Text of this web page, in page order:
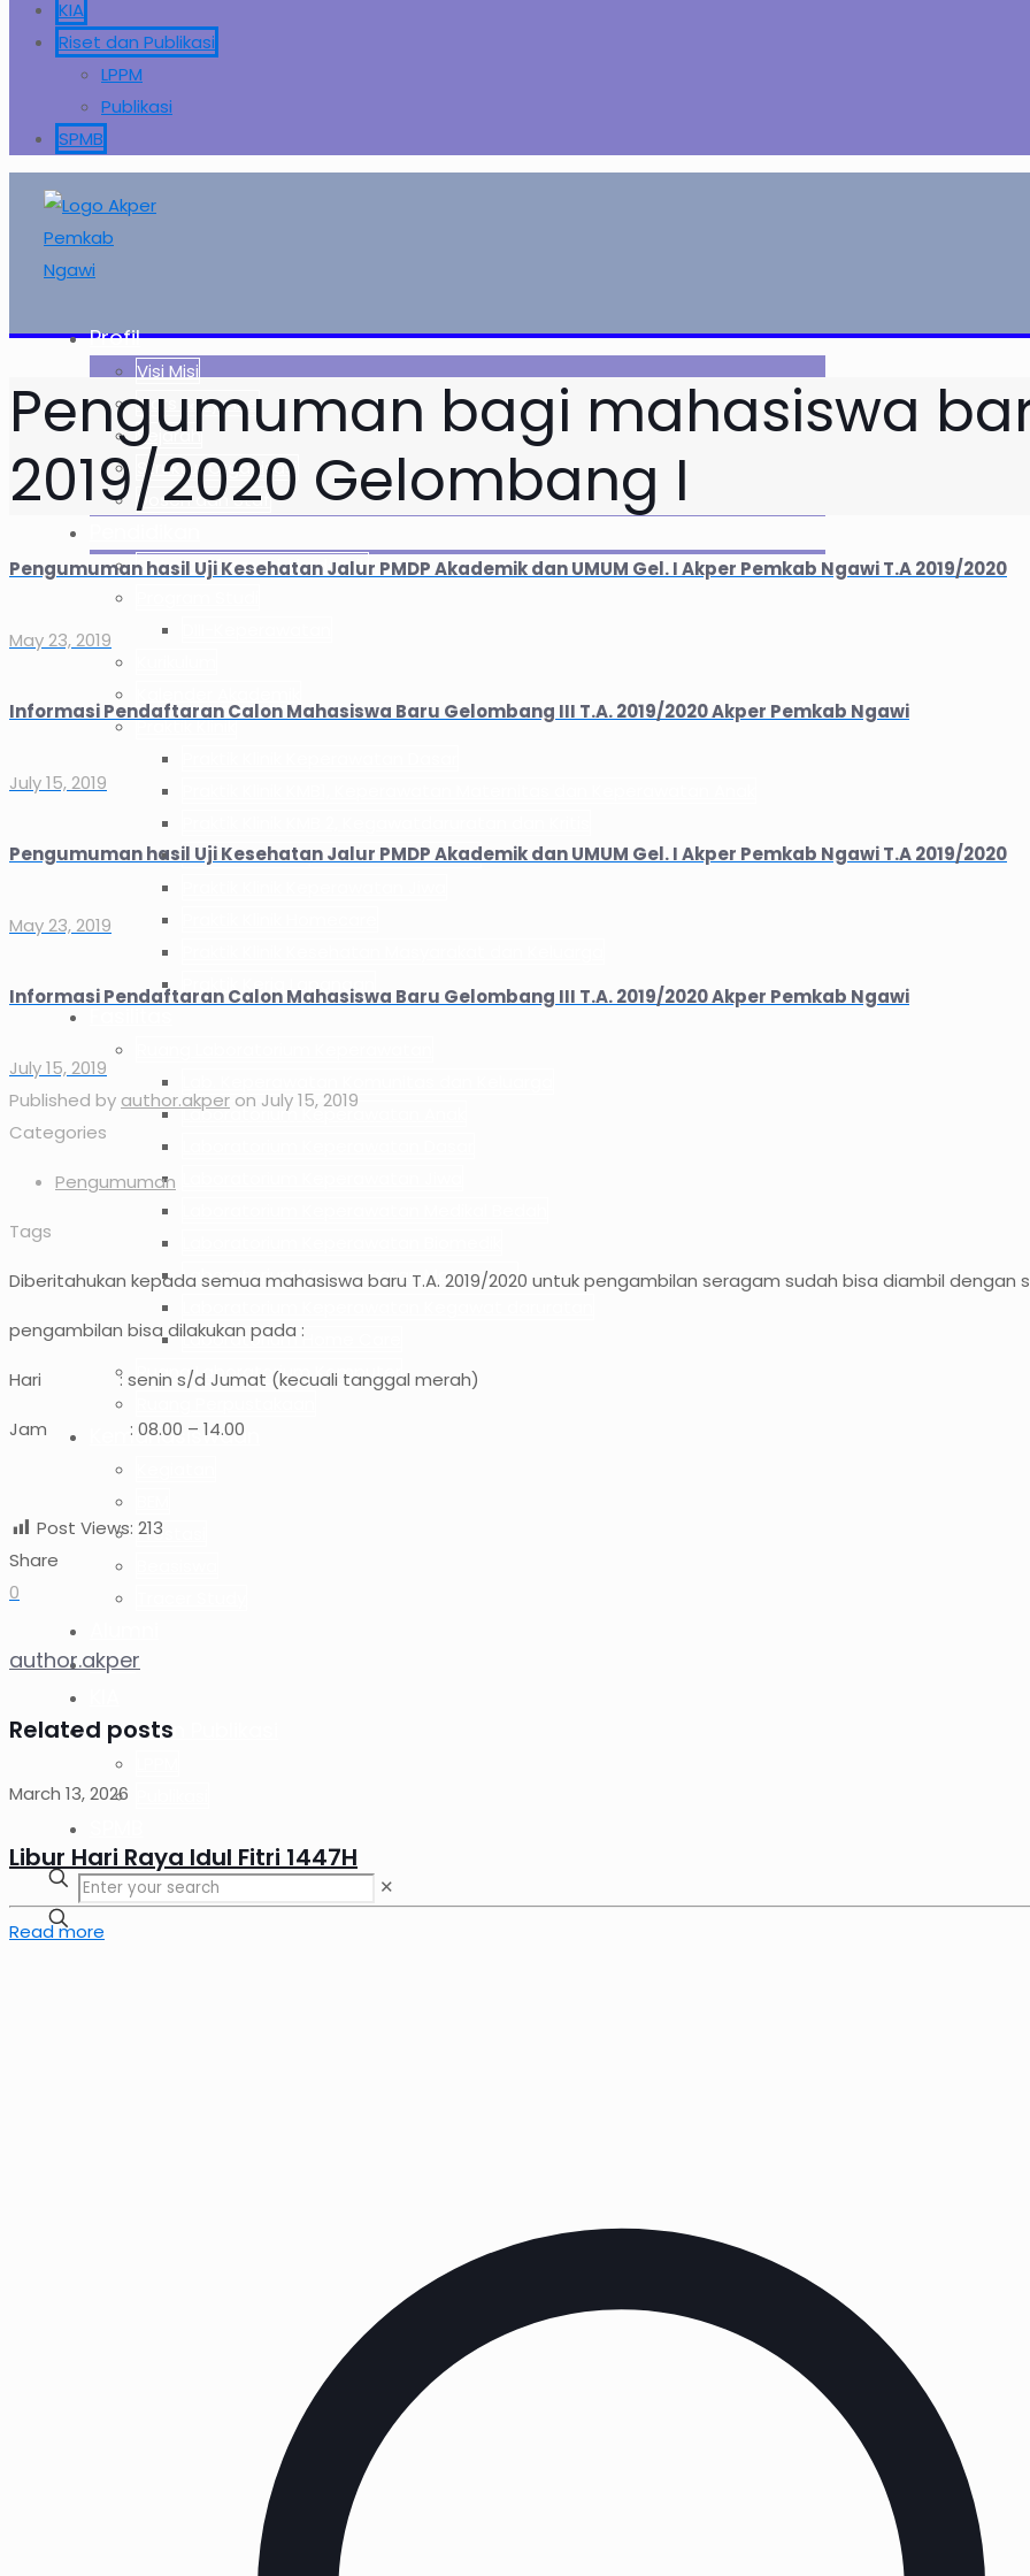
KIA
Riset dan Publikasi
LPPM
Publikasi
SPMB
Profil
Visi Misi
Mars & Hymne
Sejarah
Struktur Organisasi
Dosen dan Staf
Sistem Informasi Akademik
Praktik Klinik
Praktik Klinik Keperawatan Gerontik
Praktik Kerja Lapangan
Laboratorium Keperawatan Anak
Laboratorium Keperawatan Maternitas
Laboratorium Home Care
Ruang Laboratorium Komputer
Kemahasiswaan
Prestasi
SPMI
Riset dan Publikasi
✕
Pengumuman bagi mahasiswa
2019/2020 Gelombang I
Pengumuman hasil Uji Kesehatan Jalur PMDP Akademik dan UMUM Gel. I Akper Pemkab Ngawi T.A 2019/2020
May 23, 2019
Informasi Pendaftaran Calon Mahasiswa Baru Gelombang III T.A. 2019/2020 Akper Pemkab Ngawi
July 15, 2019
Pengumuman hasil Uji Kesehatan Jalur PMDP Akademik dan UMUM Gel. I Akper Pemkab Ngawi T.A 2019/2020
May 23, 2019
Informasi Pendaftaran Calon Mahasiswa Baru Gelombang III T.A. 2019/2020 Akper Pemkab Ngawi
July 15, 2019
Published by author.akper on July 15, 2019
Categories
Pengumuman
Tags
Diberitahukan kepada semua mahasiswa baru T.A. 2019/2020 untuk pengambilan seragam sudah bisa diambil
pengambilan bisa dilakukan pada :
Hari : senin s/d Jumat (kecuali tanggal merah)
Jam : 08.00 – 14.00
Post Views: 213
Share
0
author.akper
Related posts
March 13, 2026
Libur Hari Raya Idul Fitri 1447H
Read more